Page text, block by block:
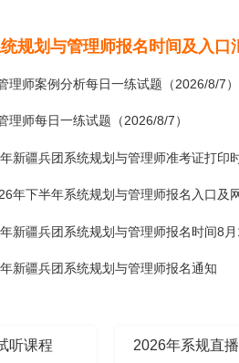
规划与管理师报名时间及入口
理师案例分析每日一练试题（2026/8/7）
理师每日一练试题（2026/8/7）
年下半年系统规划与管理师报名入口及
新疆兵团系统规划与管理师报名通知
听课程 2026年系规直